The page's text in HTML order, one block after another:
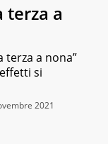
terza a
terza a nona”
si
2021